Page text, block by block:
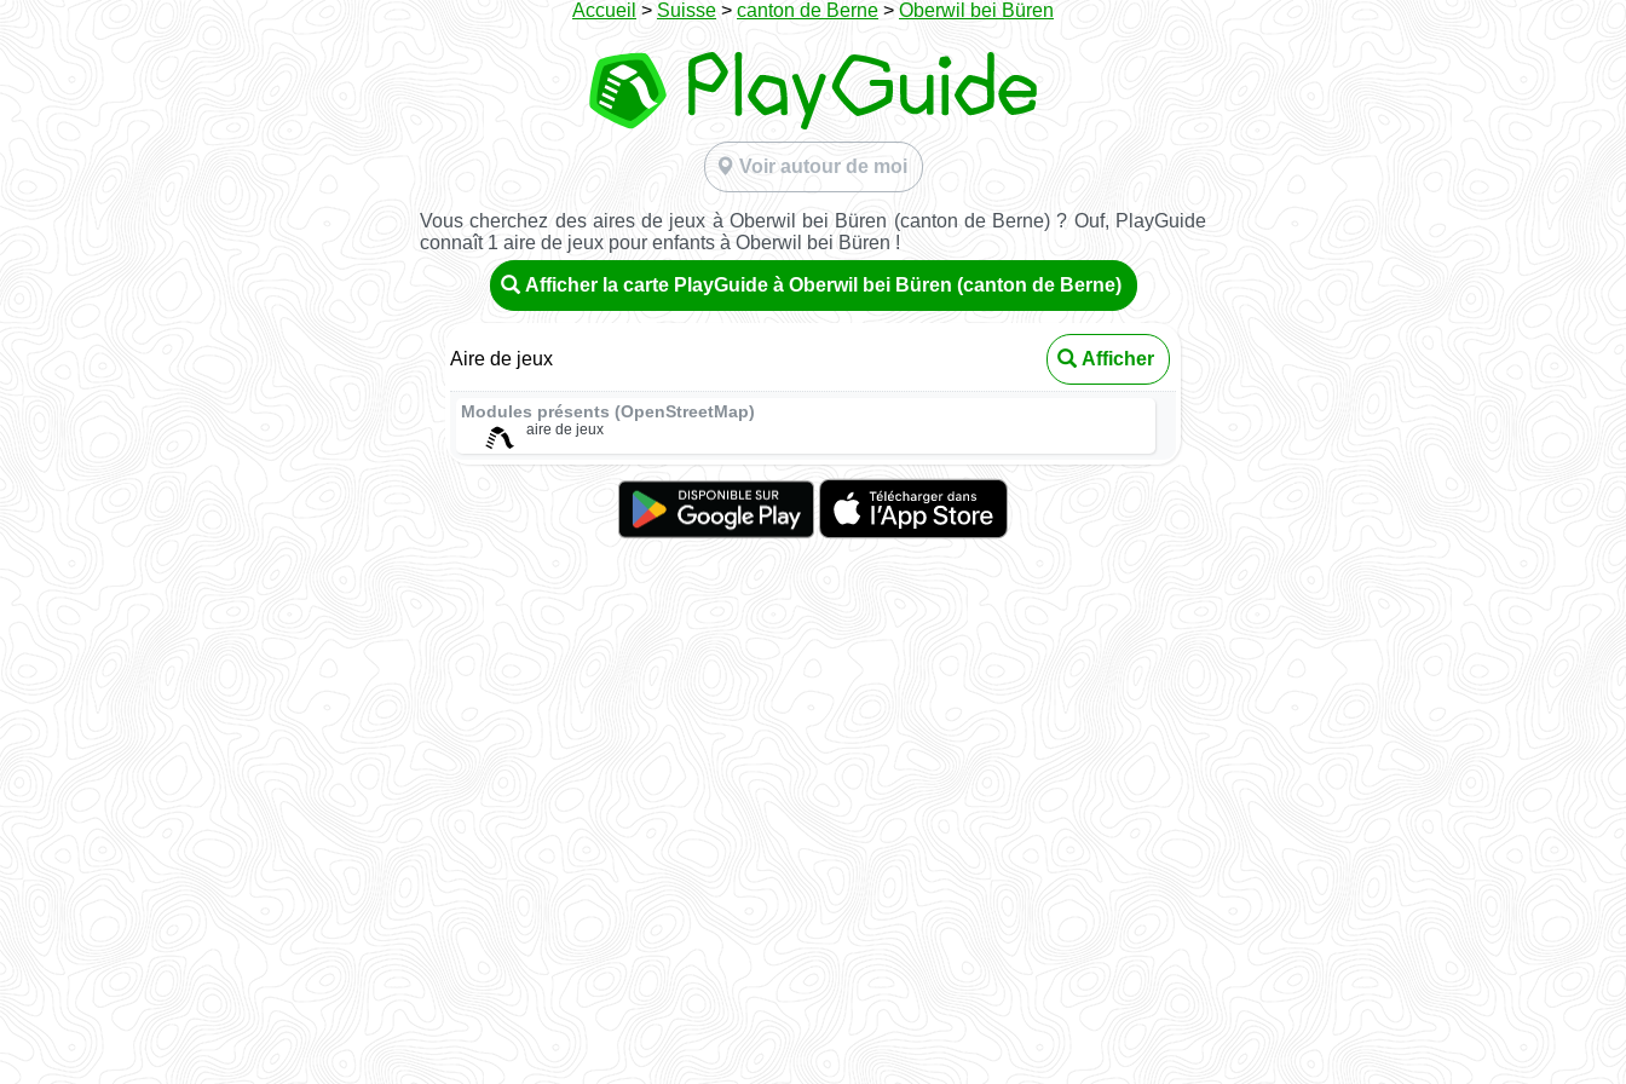
Accueil > Suisse > canton de Berne > Oberwil bei Büren
Voir autour de moi
Vous cherchez des aires de jeux à Oberwil bei Büren (canton de Berne) ? Ouf, PlayGuide
connaît 1 aire de jeux pour enfants à Oberwil bei Büren !
Afficher la carte PlayGuide à Oberwil bei Büren (canton de Berne)
Aire de jeux Afficher
Modules présents (OpenStreetMap)
aire de jeux